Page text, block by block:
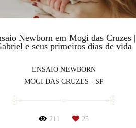
Newborn em Mogi das Cruzes |
e seus primeiros dias de vida
ENSAIO NEWBORN
MOGI DAS CRUZES - SP
211 25